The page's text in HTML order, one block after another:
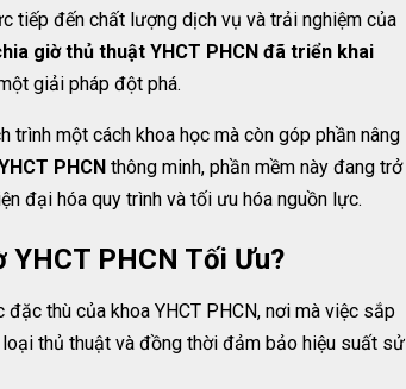
tiếp đến chất lượng dịch vụ và trải nghiệm của
giờ thủ thuật YHCT PHCN đã triển khai
giải pháp đột phá.
trình một cách khoa học mà còn góp phần nâng
PHCN thông minh, phần mềm này đang trở
đại hóa quy trình và tối ưu hóa nguồn lực.
YHCT PHCN Tối Ưu?
thù của khoa YHCT PHCN, nơi mà việc sắp
thủ thuật và đồng thời đảm bảo hiệu suất sử